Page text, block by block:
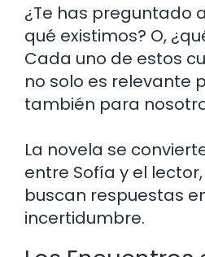
¿Te has preguntado
qué existimos? O,
Cada uno de estos
no solo es relevante
también para
La novela se
entre Sofía y el
buscan respuestas
incertidumbre.